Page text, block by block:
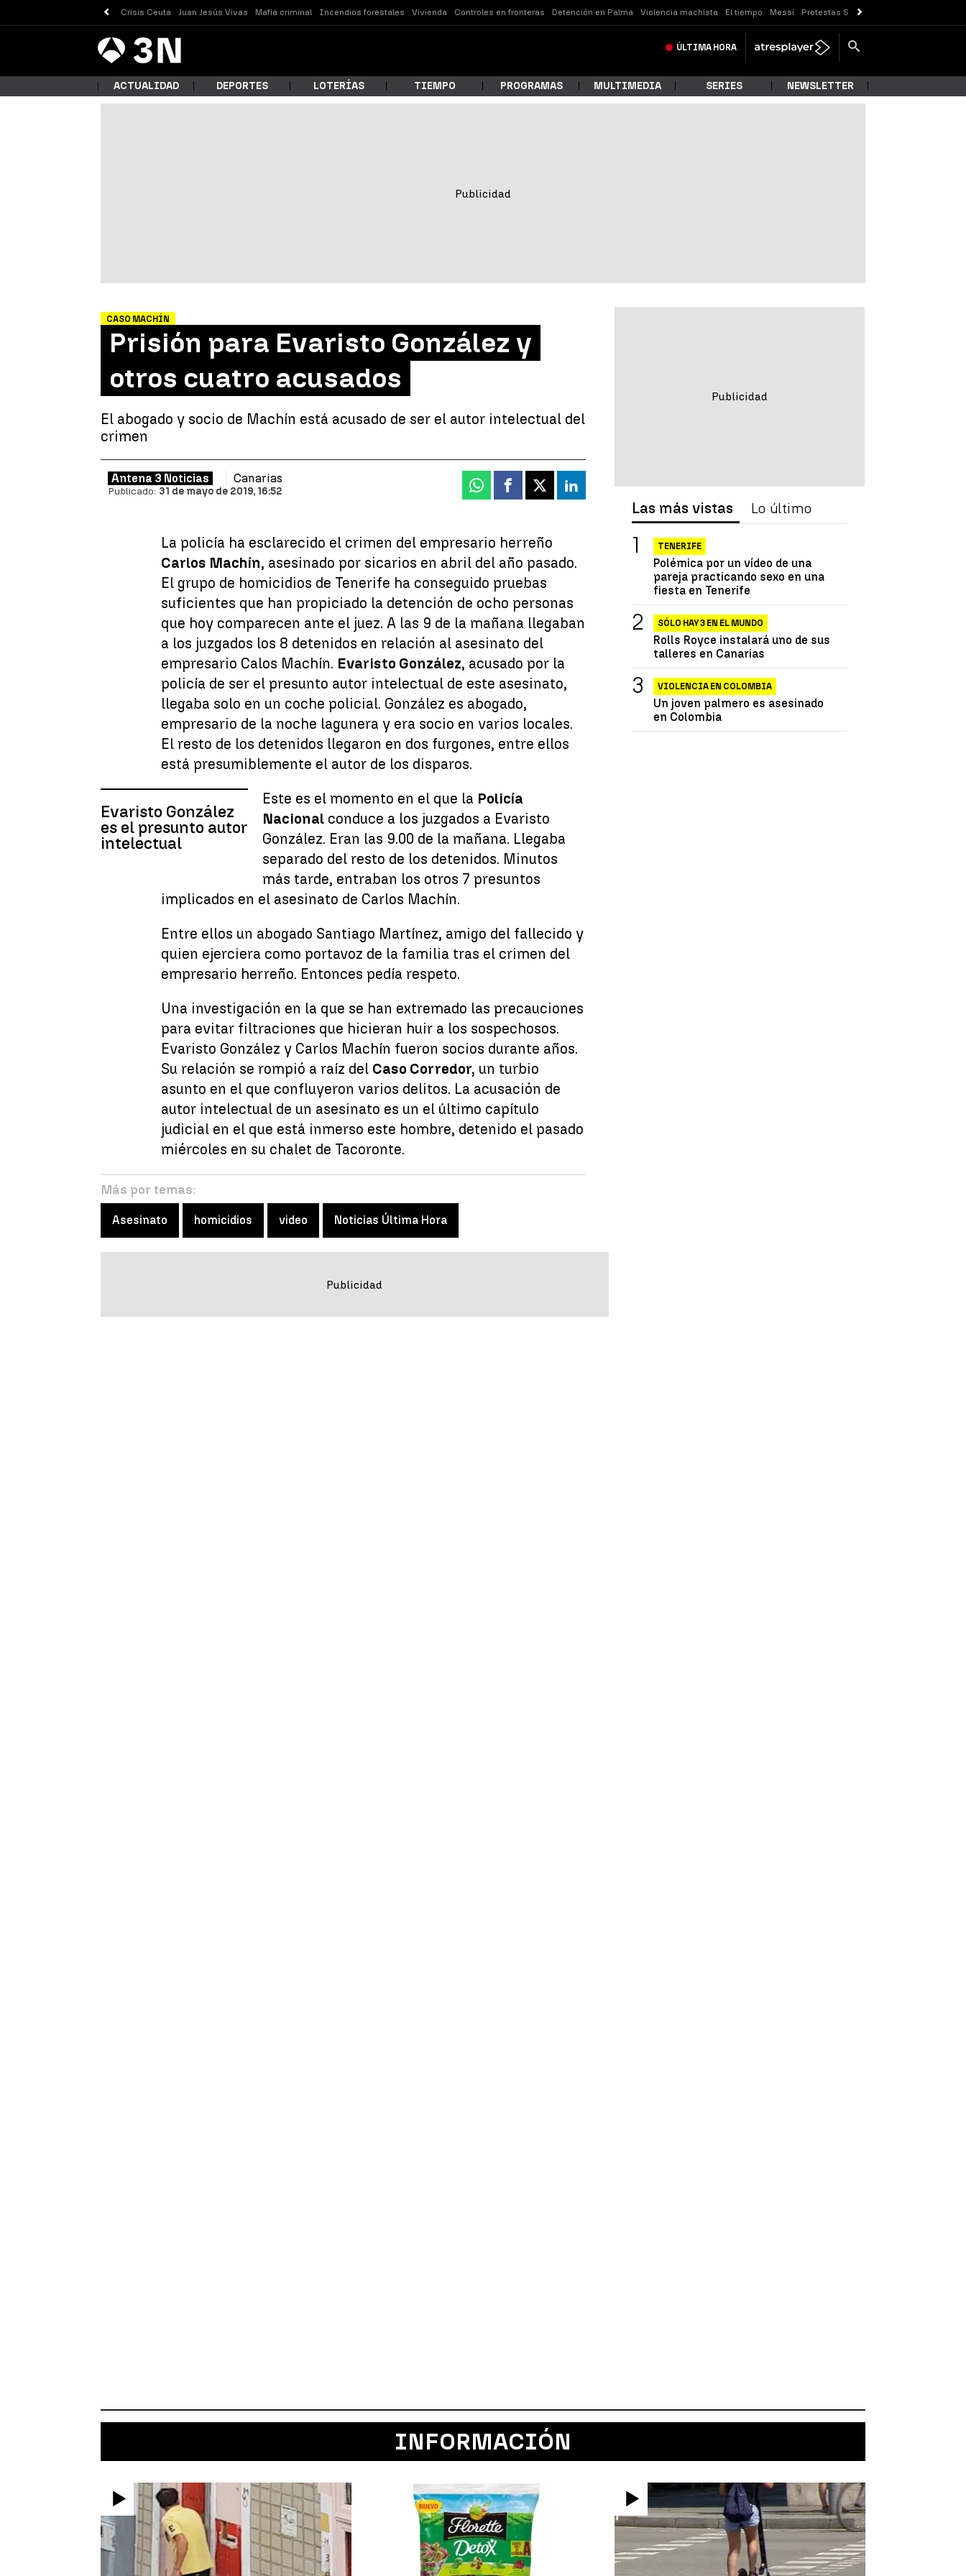
Crisis Ceuta Juan Jesús Vivas Mafia criminal Incendios forestales Vivienda Controles en fronteras Detención en Palma Violencia machista El tiempo Messi Protestas Sóller
Antena
3 Noticias ÚLTIMA HORA
ACTUALIDAD DEPORTES LOTERÍAS TIEMPO PROGRAMAS MULTIMEDIA SERIES NEWSLETTER
CASO MACHÍN
Prisión para Evaristo González y
otros cuatro acusados
El abogado y socio de Machín está acusado de ser el autor intelectual del
crimen
Antena 3 Noticias Canarias
Publicado: 31 de mayo de 2019, 16:52 Whatsapp
Facebook
X Linkedin
La policía ha esclarecido el crimen del empresario herreño
Carlos Machín, asesinado por sicarios en abril del año pasado.
El grupo de homicidios de Tenerife ha conseguido pruebas
suficientes que han propiciado la detención de ocho personas
que hoy comparecen ante el juez. A las 9 de la mañana llegaban
a los juzgados los 8 detenidos en relación al asesinato del
empresario Calos Machín. Evaristo González, acusado por la
policía de ser el presunto autor intelectual de este asesinato,
llegaba solo en un coche policial. González es abogado,
empresario de la noche lagunera y era socio en varios locales.
El resto de los detenidos llegaron en dos furgones, entre ellos
está presumiblemente el autor de los disparos.
Evaristo González
es el presunto autor
intelectual
Este es el momento en el que la Policía
Nacionalconduce a los juzgados a Evaristo
González. Eran las 9.00 de la mañana. Llegaba
separado del resto de los detenidos. Minutos
más tarde, entraban los otros 7 presuntos
implicados en el asesinato de Carlos Machín.
Entre ellos un abogado Santiago Martínez, amigo del fallecido y
quien ejerciera como portavoz de la familia tras el crimen del
empresario herreño. Entonces pedía respeto.
Una investigación en la que se han extremado las precauciones
para evitar filtraciones que hicieran huir a los sospechosos.
Evaristo González y Carlos Machín fueron socios durante años.
Su relación se rompió a raíz del Caso Corredor, un turbio
asunto en el que confluyeron varios delitos. La acusación de
autor intelectual de un asesinato es un el último capítulo
judicial en el que está inmerso este hombre, detenido el pasado
miércoles en su chalet de Tacoronte.
Más por temas:
Asesinato homicidios video Noticias Última Hora
Las más vistas Lo último
TENERIFE
Polémica por un vídeo de una
pareja practicando sexo en una
fiesta en Tenerife
SÓLO HAY 3 EN EL MUNDO
Rolls Royce instalará uno de sus
talleres en Canarias
VIOLENCIA EN COLOMBIA
Un joven palmero es asesinado
en Colombia
INFORMACIÓN